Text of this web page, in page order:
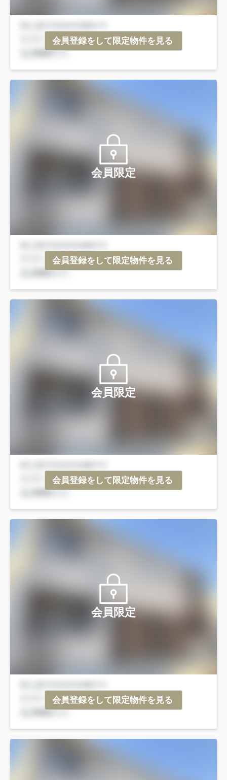
会員登録をして限定物件を見る
会員限定
会員登録をして限定物件を見る
会員限定
会員登録をして限定物件を見る
会員限定
会員登録をして限定物件を見る